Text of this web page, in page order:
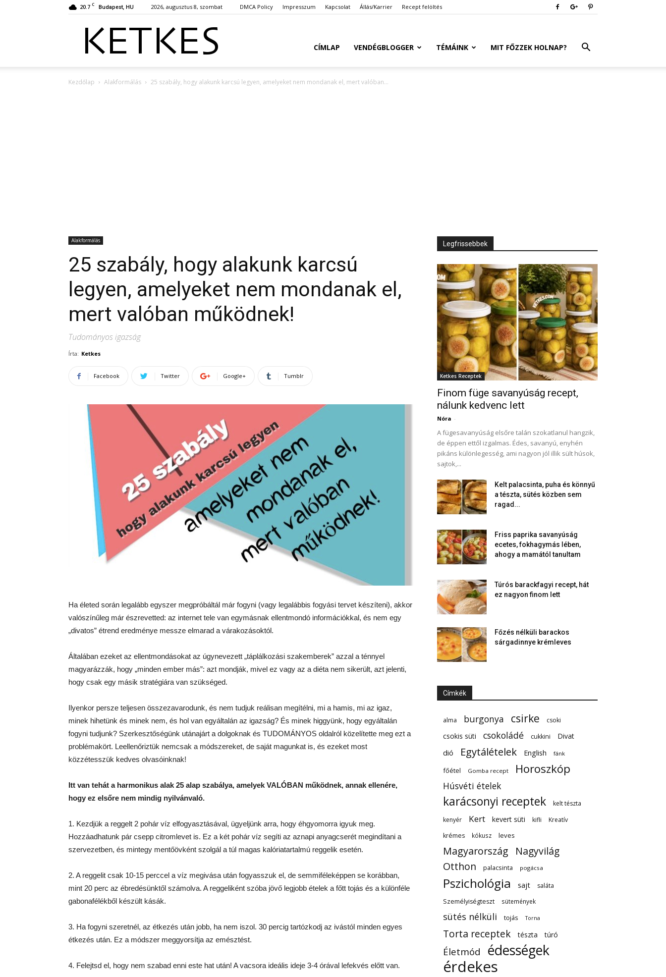
20.7 C Budapest, HU 2026, augusztus 8, szombat DMCA Policy Impresszum Kapcsolat Állás/Karrier Recept felöltés
CÍMLAP VENDÉGBLOGGER TÉMÁINK MIT FŐZZEK HOLNAP?
Kezdőlap Alakformálás 25 szabály, hogy alakunk karcsú legyen, amelyeket nem mondanak el, mert valóban...
Alakformálás
25 szabály, hogy alakunk karcsú
legyen, amelyeket nem mondanak el,
mert valóban működnek!
Tudományos igazság
Írta: Ketkes
Facebook Twitter Google+ Tumblr
Ha életed során legalább egyszer megpróbáltál már fogyni (vagy legalábbis fogyási tervet készíteni), akkor
valószínűleg már észrevetted: az internet tele van egymásnak ellentmondó információkkal, és nem egy
„divatos” étrend eredménye messze elmarad a várakozásoktól.
Általában ezeket az ellentmondásokat az úgynevezett „táplálkozási szakemberek” azzal a ténnyel
magyarázzák, hogy „minden ember más”: azt mondják, mivel ez vagy az a diéta nem sikerült, azt jelenti,
hogy csak egy másik stratégiára van szükséged.
Ilyenkor persze teljesen összezavarodunk, és nem tudjuk reálisan megítélni, mi a hamis, mi az igaz,
minek hihetünk és minek nem, és hol van egyáltalán az igazság? És minek higgyünk, hogy egyáltalán
fogyni tudjunk? Szerkesztőségünk utánajárt a dolgoknak és TUDOMÁNYOS oldalról közelítette meg ezt a
problémakört. Leellenőriztük nemcsak a módszereket, de saját magunkat is, és ezeket most
közzétesszük kedves olvasóinknak!
Itt van tehát a harmonikus alak 25 alap szabálya, amelyek VALÓBAN működnek, annak ellenére,
hogy ez elsőre nem mindig nyilvánvaló.
1. Kezdjük a reggelt 2 pohár víz elfogyasztásával, ügyeljünk arra, hogy éhgyomorra igyuk meg.
Hozzáadhatunk pár csepp citromlevet is. Ez a két pohár víz segíti az aznapi anyagcserét megindítani a
szervezetben, és mintegy mentőövként szolgál a túl magas kalóriatartalmú reggelik esetén.
2. A reggelit csak 10-15 perccel a víz megivása után fogyasszuk el, de semmiféleképpen se korábban,
mint 20 perc az ébredésünktől számolva. A reggeliként szóba jövő legjobb ételek a főtt tojás és a különféle
gabonafélékből készült kásák.
3. Ha fogyni szeretnél, az étkezés után jobb, ha nem iszol. 30 percig tartózkodj az ivástól minden egyes
étkezés után. Ez a módszer meggyorsítja az emésztést.
4. Felejtsd el, hogy nem szabad enni este hat után! A vacsora ideális ideje 3-4 órával lefekvés előtt van.
Legfrissebbek
Ketkes Receptek
Finom füge savanyúság recept,
nálunk kedvenc lett
Nóra -
A fügesavanyúság elsőre talán szokatlanul hangzik,
de éppen ettől izgalmas. Édes, savanyú, enyhén
pikáns különlegesség, ami nagyon jól illik sült húsok,
sajtok,...
Kelt palacsinta, puha és könnyű
a tészta, sütés közben sem
ragad...
Friss paprika savanyúság
ecetes, fokhagymás lében,
ahogy a mamától tanultam
Túrós barackfagyi recept, hát
ez nagyon finom lett
Főzés nélküli barackos
sárgadinnye krémleves
Címkék
alma burgonya csirke csoki
csokis süti csokoládé cukkini Divat
dió Egytálételek English fánk
főétel Gomba recept Horoszkóp
Húsvéti ételek
karácsonyi receptek
kelt tészta
kenyér
Kert kevert süti kifli
Kreatív
krémes
kókusz leves
Magyarország
Nagyvilág
Otthon
palacsinta pogácsa
Pszichológia sajt
saláta
Személyiségteszt
sütemények
sütés nélküli tojás Torna
Torta receptek tészta túró
Életmód édességek
érdekes